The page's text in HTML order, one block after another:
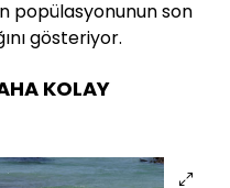
popülasyonunun son
gösteriyor.
KOLAY